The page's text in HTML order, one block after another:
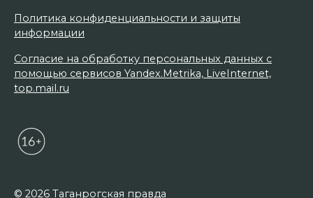
Политика конфиденциальности и защиты
информации
Согласие на обработку персональных данных с
помощью сервисов Yandex.Metrika, LiveInternet,
top.mail.ru
© 2026 Таганрогская правда